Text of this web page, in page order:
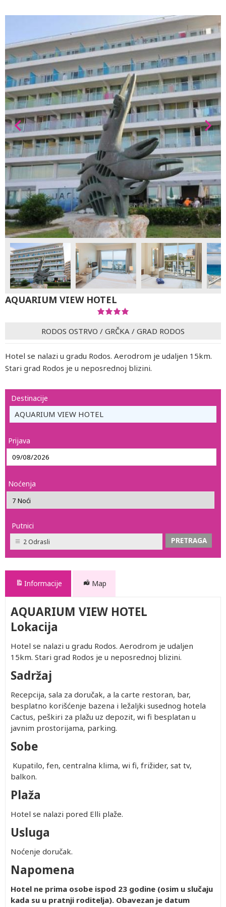
AQUARIUM VIEW HOTEL
RODOS OSTRVO / GRČKA / GRAD RODOS
Hotel se nalazi u gradu Rodos. Aerodrom je udaljen 15km.
Stari grad Rodos je u neposrednoj blizini.
Destinacije
AQUARIUM VIEW HOTEL
Prijava
Noćenja
Putnici
2 Odrasli
Informacije Map
AQUARIUM VIEW HOTEL
Lokacija
Hotel se nalazi u gradu Rodos. Aerodrom je udaljen
15km. Stari grad Rodos je u neposrednoj blizini.
Sadržaj
Recepcija, sala za doručak, a la carte restoran, bar,
besplatno korišćenje bazena i ležaljki susednog hotela
Cactus, peškiri za plažu uz depozit, wi fi besplatan u
javnim prostorijama, parking.
Sobe
Kupatilo, fen, centralna klima, wi fi, frižider, sat tv,
balkon.
Plaža
Hotel se nalazi pored Elli plaže.
Usluga
Noćenje doručak.
Napomena
Hotel ne prima osobe ispod 23 godine (osim u slučaju
kada su u pratnji roditelja). Obavezan je datum